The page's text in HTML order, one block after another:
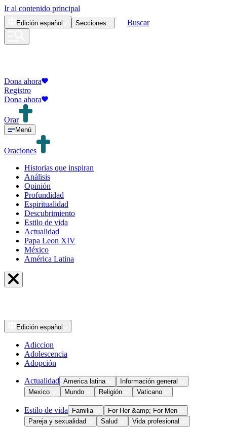
Ir al contenido principal
Edición español Secciones Buscar
Dona ahora
Registro
Dona ahora
Orar
Menú
Oraciones
Historias que inspiran
Análisis
Opinión
Profundidad
Espiritualidad
Descubrimiento
Estilo de vida
Actualidad
Papa Leon XIV
México
América Latina
Edición español
Adiccion
Adolescencia
Adopción
Actualidad America latina
Información general
Mexico
Mundo Religión Vaticano
Estilo de vida Familia
For Her &amp; For Men
Pareja y sexualidad
Salud Vida profesional